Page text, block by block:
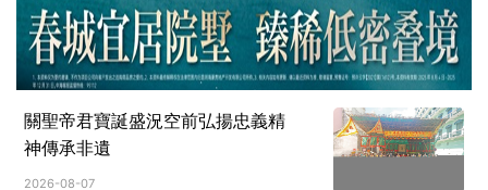
關聖帝君寶誕盛況空前弘揚忠義精
神傳承非遺
2026-08-07